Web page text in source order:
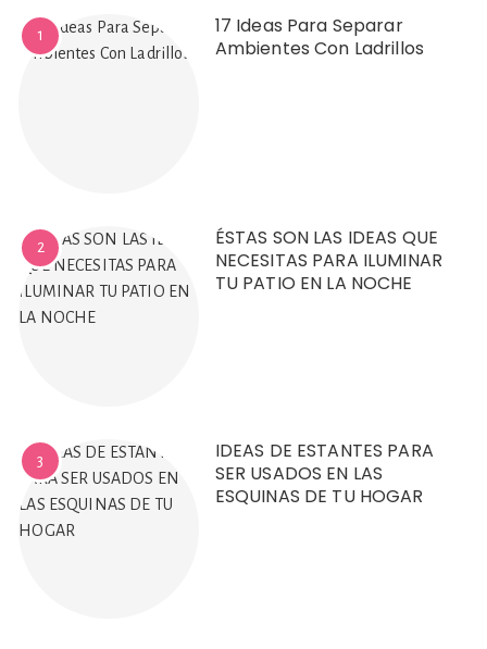
1
17 Ideas Para Separar
Ambientes Con Ladrillos
2
ÉSTAS SON LAS IDEAS QUE
NECESITAS PARA ILUMINAR
TU PATIO EN LA NOCHE
3
IDEAS DE ESTANTES PARA
SER USADOS EN LAS
ESQUINAS DE TU HOGAR